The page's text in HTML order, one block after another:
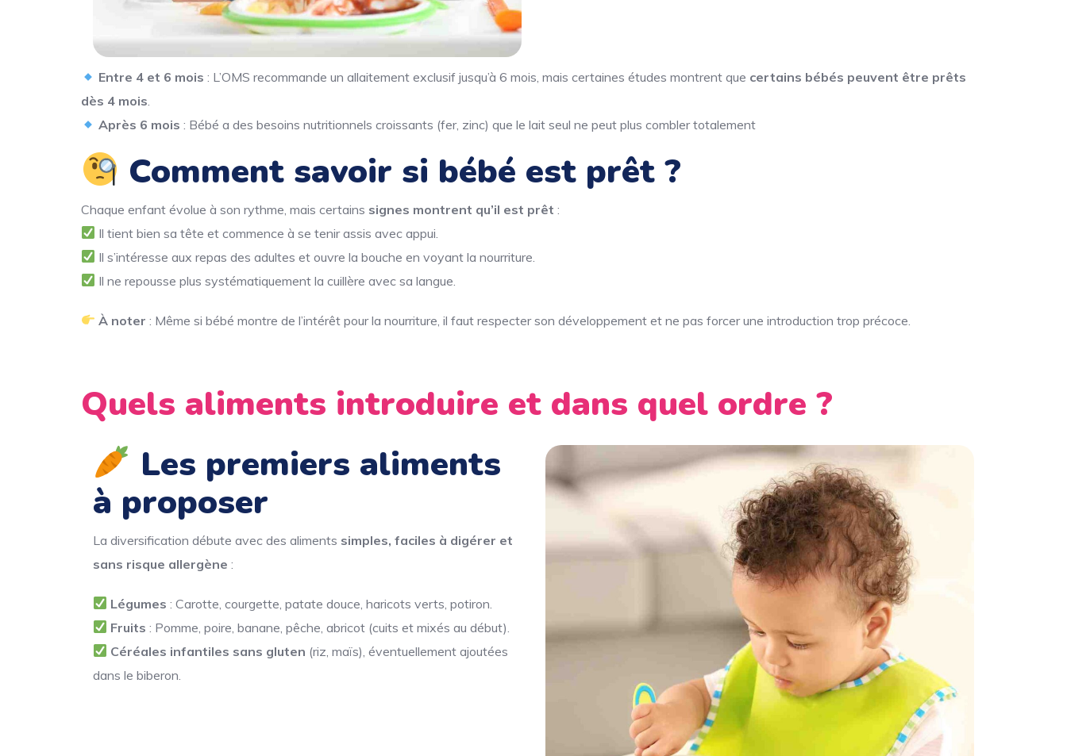
Entre 4 et 6 mois : L’OMS recommande un allaitement exclusif jusqu’à 6 mois, mais certaines études montrent que certains bébés peuvent être prêts
dès 4 mois.
Après 6 mois : Bébé a des besoins nutritionnels croissants (fer, zinc) que le lait seul ne peut plus combler totalement
Comment savoir si bébé est prêt ?
Chaque enfant évolue à son rythme, mais certains signes montrent qu’il est prêt :
Il tient bien sa tête et commence à se tenir assis avec appui.
Il s’intéresse aux repas des adultes et ouvre la bouche en voyant la nourriture.
Il ne repousse plus systématiquement la cuillère avec sa langue.
À noter : Même si bébé montre de l’intérêt pour la nourriture, il faut respecter son développement et ne pas forcer une introduction trop précoce.
Quels aliments introduire et dans quel ordre ?
Les premiers aliments
à proposer
La diversification débute avec des aliments simples, faciles à digérer et
sans risque allergène :
Légumes : Carotte, courgette, patate douce, haricots verts, potiron.
Fruits : Pomme, poire, banane, pêche, abricot (cuits et mixés au début).
Céréales infantiles sans gluten (riz, maïs), éventuellement ajoutées
dans le biberon.